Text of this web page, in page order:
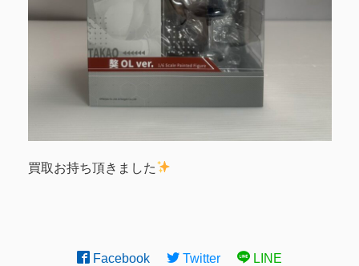
買取お持ち頂きました
Facebook Twitter LINE